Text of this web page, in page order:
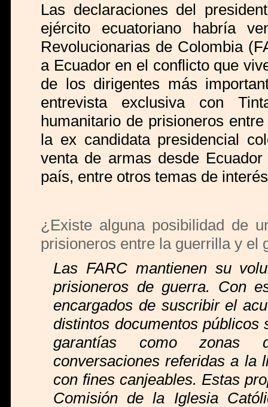
Las declaraciones del
ejército ecuatoriano habría
Revolucionarias de Colombia
a Ecuador en el conflicto que
de los dirigentes más
entrevista exclusiva con
humanitario de prisioneros
la ex candidata presidencial
venta de armas desde
país, entre otros temas de
¿Existe alguna posibilidad de
prisioneros entre la guerrilla y el
Las FARC mantienen su
prisioneros de guerra. Con
encargados de suscribir el
distintos documentos
garantías como zonas
conversaciones referidas a la
con fines canjeables. Estas
Comisión de la Iglesia